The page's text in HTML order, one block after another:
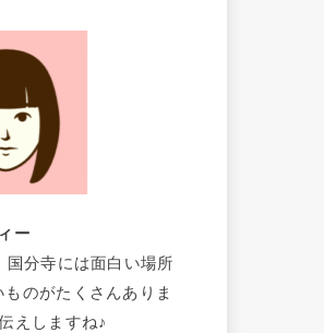
ー
国分寺には面白い場所
のがたくさんありま
えしますね♪